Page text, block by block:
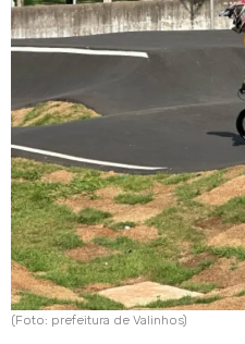
(Foto: prefeitura de Valinhos)